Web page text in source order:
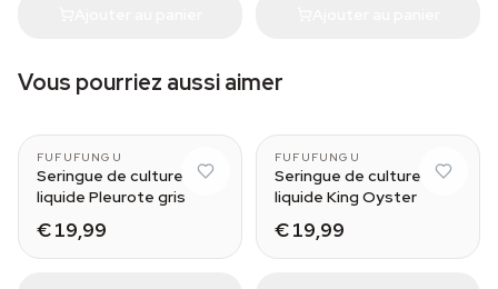
Vous pourriez aussi aimer
FUFUFUNGU
Seringue de culture
liquide Pleurote gris
€ 19,99
FUFUFUNGU
Seringue de culture
liquide King Oyster
€ 19,99